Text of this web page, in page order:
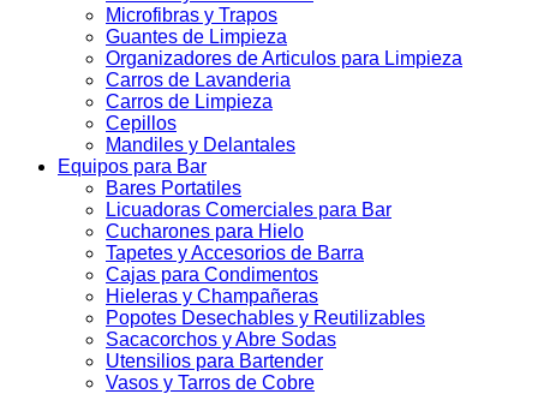
Microfibras y Trapos
Guantes de Limpieza
Organizadores de Articulos para Limpieza
Carros de Lavanderia
Carros de Limpieza
Cepillos
Mandiles y Delantales
Equipos para Bar
Bares Portatiles
Licuadoras Comerciales para Bar
Cucharones para Hielo
Tapetes y Accesorios de Barra
Cajas para Condimentos
Hieleras y Champañeras
Popotes Desechables y Reutilizables
Sacacorchos y Abre Sodas
Utensilios para Bartender
Vasos y Tarros de Cobre